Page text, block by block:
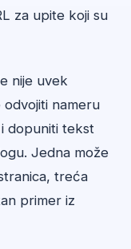
za upite koji su
nije uvek
odvojiti nameru
dopuniti tekst
Jedna može
treća
primer iz